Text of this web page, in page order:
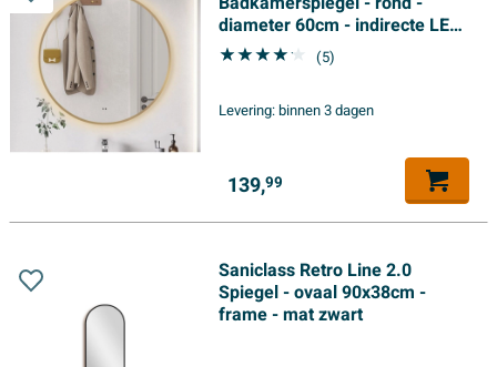
diameter 60cm - indirecte LED
verlichting -
spiegelverwarming - infrarood
(5)
Levering:binnen 3 dagen
139,99
Saniclass Retro Line 2.0
Spiegel - ovaal 90x38cm -
frame - mat zwart